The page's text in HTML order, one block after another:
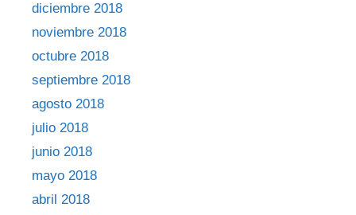
diciembre 2018
noviembre 2018
octubre 2018
septiembre 2018
agosto 2018
julio 2018
junio 2018
mayo 2018
abril 2018